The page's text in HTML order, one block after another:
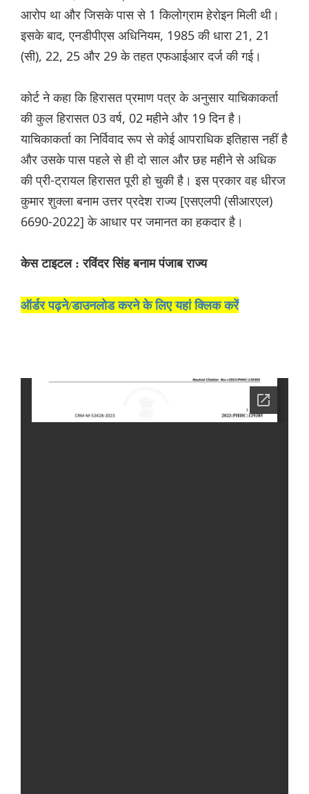
आरोप था और जिसके पास से 1 किलोग्राम हेरोइन मिली थी।
इसके बाद, एनडीपीएस अधिनियम, 1985 की धारा 21, 21
(सी), 22, 25 और 29 के तहत एफआईआर दर्ज की गई।
कोर्ट ने कहा कि हिरासत प्रमाण पत्र के अनुसार याचिकाकर्ता
की कुल हिरासत 03 वर्ष, 02 महीने और 19 दिन है।
याचिकाकर्ता का निर्विवाद रूप से कोई आपराधिक इतिहास नहीं है
और उसके पास पहले से ही दो साल और छह महीने से अधिक
की प्री-ट्रायल हिरासत पूरी हो चुकी है। इस प्रकार वह धीरज
कुमार शुक्ला बनाम उत्तर प्रदेश राज्य [एसएलपी (सीआरएल)
6690-2022] के आधार पर जमानत का हकदार है।
केस टाइटल : रविंदर सिंह बनाम पंजाब राज्य
ऑर्डर पढ़ने/डाउनलोड करने के लिए यहां क्लिक करें